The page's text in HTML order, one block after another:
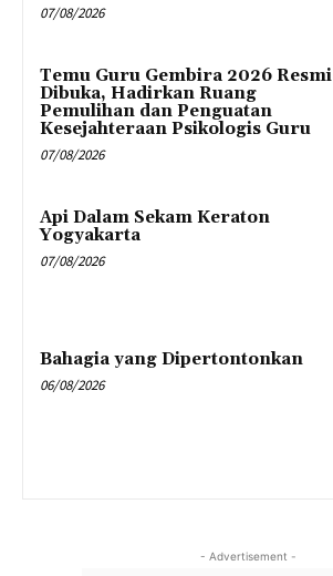
07/08/2026
Temu Guru Gembira 2026 Resmi
Dibuka, Hadirkan Ruang
Pemulihan dan Penguatan
Kesejahteraan Psikologis Guru
07/08/2026
Api Dalam Sekam Keraton
Yogyakarta
07/08/2026
Bahagia yang Dipertontonkan
06/08/2026
- Advertisement -